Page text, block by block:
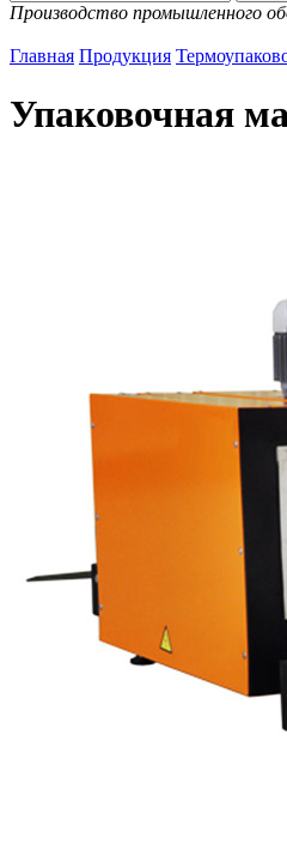
Производство промышленного
Главная Продукция
Упаковочная